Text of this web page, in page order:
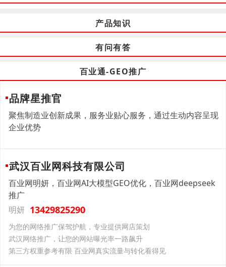
产品知识
有问有答
百业通-GEO推广
品牌星推官
聚焦制造业创新成果，服务业贴心服务，通过生动内容呈现
企业优势
武汉百业网科技有限公司
百业网明妍，百业网AI大模型GEO优化，百业网deepseek
推广
明妍 13429825290
为您的网络推广保驾护航，专业提供网店策划
武汉网络推广，让您的网站曝光率一路飙升
第三方权重参考有限 百业网真实流量与转化看得见